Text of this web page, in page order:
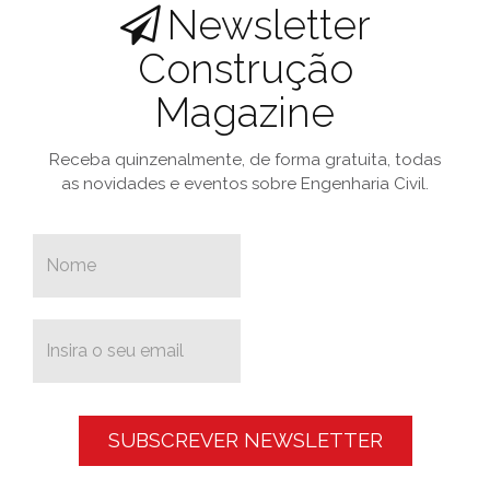
Newsletter
Construção
Magazine
Receba quinzenalmente, de forma gratuita, todas
as novidades e eventos sobre Engenharia Civil.
SUBSCREVER NEWSLETTER